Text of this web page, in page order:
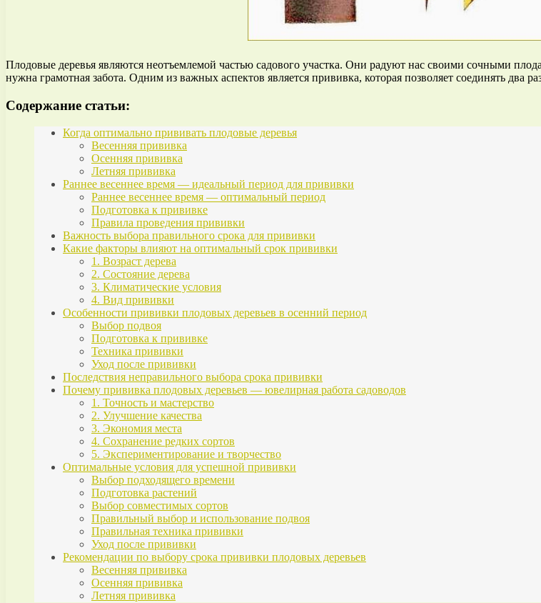
Плодовые деревья являются неотъемлемой частью садового участка. Они радуют нас своими сочными
нужна грамотная забота. Одним из важных аспектов является прививка, которая позволяет соединять два
Содержание статьи:
Когда оптимально прививать плодовые деревья
Весенняя прививка
Осенняя прививка
Летняя прививка
Раннее весеннее время — идеальный период для прививки
Раннее весеннее время — оптимальный период
Подготовка к прививке
Правила проведения прививки
Важность выбора правильного срока для прививки
Какие факторы влияют на оптимальный срок прививки
1. Возраст дерева
2. Состояние дерева
3. Климатические условия
4. Вид прививки
Особенности прививки плодовых деревьев в осенний период
Выбор подвоя
Подготовка к прививке
Техника прививки
Уход после прививки
Последствия неправильного выбора срока прививки
Почему прививка плодовых деревьев — ювелирная работа садоводов
1. Точность и мастерство
2. Улучшение качества
3. Экономия места
4. Сохранение редких сортов
5. Экспериментирование и творчество
Оптимальные условия для успешной прививки
Выбор подходящего времени
Подготовка растений
Выбор совместимых сортов
Правильный выбор и использование подвоя
Правильная техника прививки
Уход после прививки
Рекомендации по выбору срока прививки плодовых деревьев
Весенняя прививка
Осенняя прививка
Летняя прививка